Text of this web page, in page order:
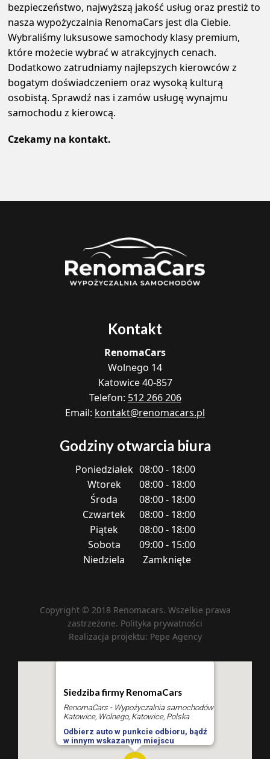
bezpieczeństwo, najwyższą jakość usług oraz prestiż to
nasza wypożyczalnia RenomaCars jest dla Ciebie.
Wybraliśmy luksusowe samochody klasy premium,
które możecie wybrać w atrakcyjnych cenach.
Dodatkowo zatrudniamy najlepszych kierowców z
bogatym doświadczeniem oraz wysoką kulturą
osobistą. Sprawdź nas i zamów usługę wynajmu
samochodu z kierowcą.
Czekamy na kontakt.
Kontakt
RenomaCars
Wolnego 14
Katowice 40-857
Telefon: 512 266 206
Email: kontakt@renomacars.pl
Godziny otwarcia biura
Poniedziałek 08:00 - 18:00
Wtorek
08:00 - 18:00
Środa
08:00 - 18:00
Czwartek
08:00 - 18:00
Piątek
08:00 - 18:00
Sobota
09:00 - 15:00
Niedziela
Zamknięte
Copyright © 2018 Renomacars. Wszelkie prawa
zastrzeżone. Polityka prywatności
Realizacja projektu: Pepe Agency
Siedziba firmy RenomaCars
RenomaCars - Wypożyczalnia samochodów
Katowice, Wolnego, Katowice, Polska
Odbierz auto w punkcie odbioru, bądź
w innym wskazanym miejscu